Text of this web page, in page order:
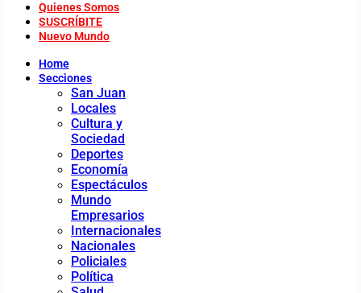
Quienes Somos
SUSCRÍBITE
Nuevo Mundo
Home
Secciones
San Juan
Locales
Cultura y
Sociedad
Deportes
Economía
Espectáculos
Mundo
Empresarios
Internacionales
Nacionales
Policiales
Política